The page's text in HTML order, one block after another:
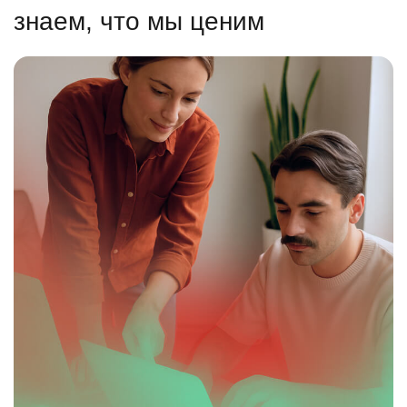
знаем, что мы ценим